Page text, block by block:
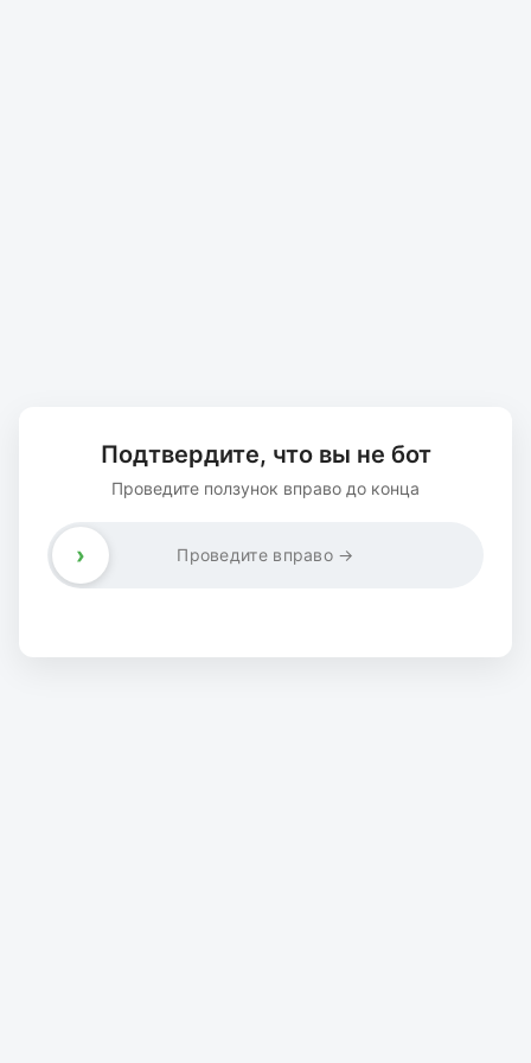
Подтвердите, что вы не бот
Проведите ползунок вправо до конца
Проведите вправо →
›